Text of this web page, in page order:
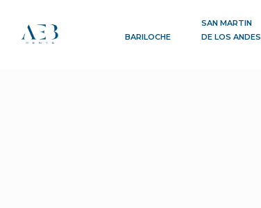
BARILOCHE
SAN MARTIN
DE LOS ANDES